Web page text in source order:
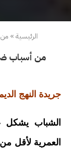
الرئيسية»
من أسباب
جريدة النهج
الشباب يشكل